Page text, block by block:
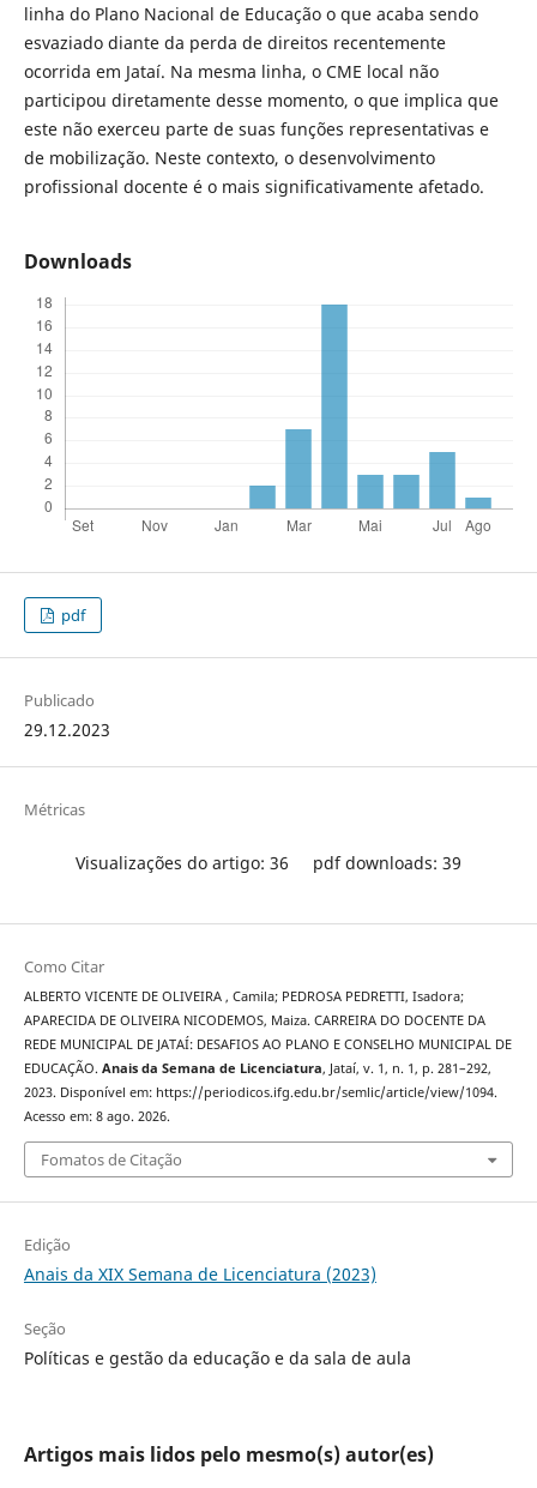
linha do Plano Nacional de Educação o que acaba sendo
esvaziado diante da perda de direitos recentemente
ocorrida em Jataí. Na mesma linha, o CME local não
participou diretamente desse momento, o que implica que
este não exerceu parte de suas funções representativas e
de mobilização. Neste contexto, o desenvolvimento
profissional docente é o mais significativamente afetado.
Downloads
pdf
Publicado
29.12.2023
Métricas
Visualizações do artigo: 36 pdf downloads: 39
Como Citar
ALBERTO VICENTE DE OLIVEIRA , Camila; PEDROSA PEDRETTI, Isadora;
APARECIDA DE OLIVEIRA NICODEMOS, Maiza. CARREIRA DO DOCENTE DA
REDE MUNICIPAL DE JATAÍ: DESAFIOS AO PLANO E CONSELHO MUNICIPAL DE
EDUCAÇÃO. Anais da Semana de Licenciatura, Jataí, v. 1, n. 1, p. 281–292,
2023. Disponível em: https://periodicos.ifg.edu.br/semlic/article/view/1094.
Acesso em: 8 ago. 2026.
Fomatos de Citação
Edição
Anais da XIX Semana de Licenciatura (2023)
Seção
Políticas e gestão da educação e da sala de aula
Artigos mais lidos pelo mesmo(s) autor(es)